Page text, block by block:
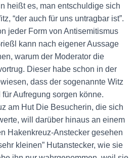
heißt es, man entschuldige sich
“der auch für uns untragbar ist”.
jeder Form von Antisemitismus
kann nach eigener Aussage
warum der Moderator die
Dieser habe schon in der
dass der sogenannte Witz
Aufregung sorgen könne.
am Hut Die Besucherin, die sich
will darüber hinaus an einem
Hakenkreuz-Anstecker gesehen
kleinen” Hutanstecker, wie sie